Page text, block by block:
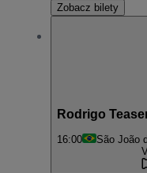
Zobacz bilety
Rodrigo
16:00 São João